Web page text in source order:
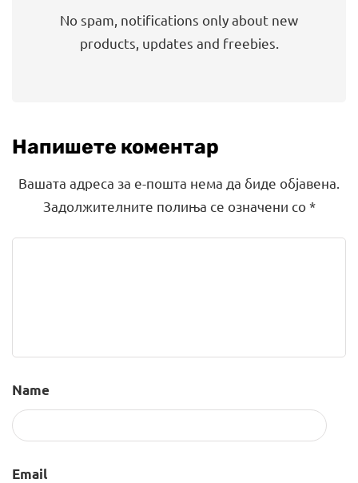
No spam, notifications only about new
products, updates and freebies.
Напишете коментар
Вашата адреса за е-пошта нема да биде објавена.
Задолжителните полиња се означени со*
Name
Email